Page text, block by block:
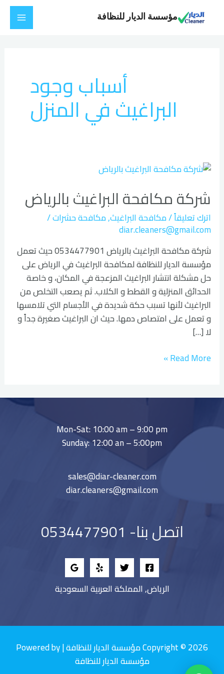
مؤسسة الديار للنظافة
Main
أسباب وجود
البراغيث في المنزل
شركة مكافحة البراغيث بالرياض
اترك تعليقاً/مكافحة البراغيث,مكافحة حشرات/
diar.cleaners@gmail.com
شركة مكافحة البراغيث بالرياض 0534477901 حيث تعمل
مؤسسة الديار للنظافة لمكافحة البراغيث في الرياض على
حل مشكلة انتشار البراغيث المزعجة في المكان، و خاصة
الحدائق المنزلية و القطط و الكلاب. ثم يصعب التخلص من
البراغيث لأنها تسبب حكة شديدة في الأجسام التي تلامسها
و تعمل على امتصاص دمها. حيث ان البراغيث صغيرة جداً و
لا […]
شركة
البراغيث
بالرياض
Read More »
Mon-Sat: 10:00 am – 9:00 pm
Sunday: 12:00 an – 5:00pm
sales@diar-cleaner.com
diar.cleaners@gmail.com
اتصل بنا- 0534477901
الرياض, المملكة العربية السعودية
Copyright © 2026 مؤسسة الديار للنظافة | Powered by
مؤسسة الديار للنظافة